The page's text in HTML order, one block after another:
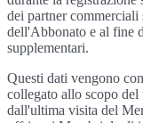
dei partner
dell'Abbonato e al fine
supplementari.
Questi dati vengono
collegato allo scopo del
dall'ultima visita del